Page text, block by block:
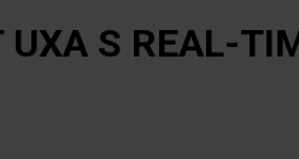
S REAL-